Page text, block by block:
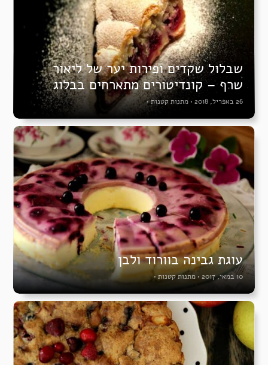
שבלול שקדים ופירות יער של ליאור
שרף – קונדיטורים מתארחים בבלוג
26 באפריל, 2018 • מתנות קטנות•
עוגת גבינה בוורוד ולבן
10 במאי, 2017 • מתנות קטנות•